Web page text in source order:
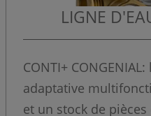
LIGNE
CONTI+
adaptative
et un stock de